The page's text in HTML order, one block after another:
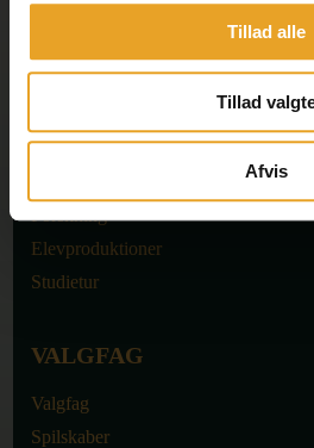
Tillad alle
Tillad
Afvis
Cookiepolitik
UNDERVISNING
Forskning
Elevproduktioner
Studietur
VALGFAG
Valgfag
Spilskaber